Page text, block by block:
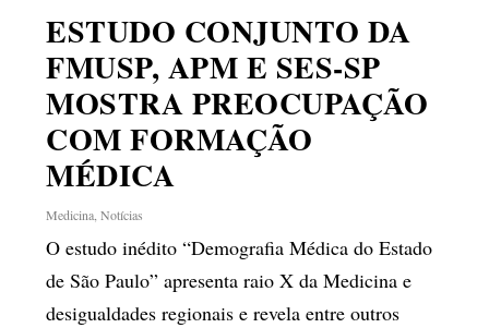
ESTUDO CONJUNTO DA
FMUSP, APM E SES-SP
MOSTRA PREOCUPAÇÃO
COM FORMAÇÃO
MÉDICA
Medicina ,Notícias
O estudo inédito “Demografia Médica do Estado
de São Paulo” apresenta raio X da Medicina e
desigualdades regionais e revela entre outros